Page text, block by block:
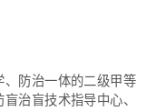
防治一体的二级甲等
治盲技术指导中心、